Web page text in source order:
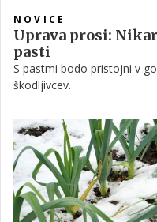
NOVICE
Uprava prosi:
pasti
S pastmi bodo pristojni v
škodljivcev.